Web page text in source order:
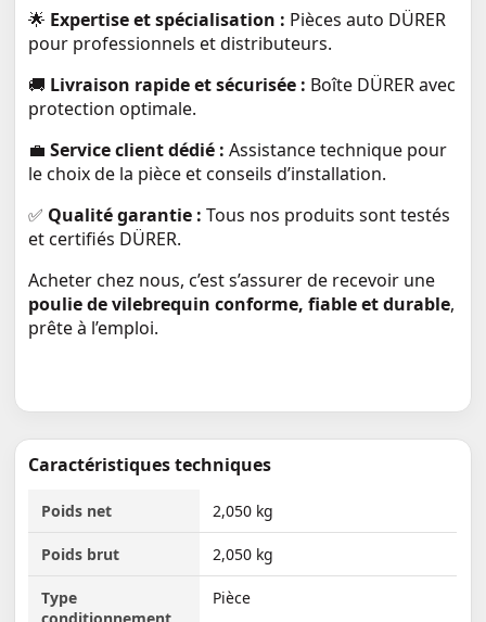
🌟 Expertise et spécialisation : Pièces auto DÜRER
pour professionnels et distributeurs.
🚚 Livraison rapide et sécurisée : Boîte DÜRER avec
protection optimale.
💼Service client dédié : Assistance technique pour
le choix de la pièce et conseils d’installation.
✅ Qualité garantie : Tous nos produits sont testés
et certifiés DÜRER.
Acheter chez nous, c’est s’assurer de recevoir une
poulie de vilebrequin conforme, fiable et durable,
prête à l’emploi.
Caractéristiques techniques
Poids net 2,050 kg
Poids brut 2,050 kg
Type
Pièce